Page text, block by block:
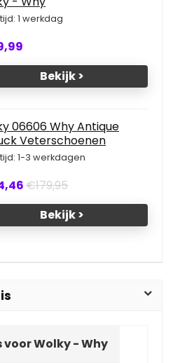
1 werkdag
Bekijk >
06606 Why Antique
Veterschoenen
1-3 werkdagen
€179,95
Bekijk >
Wolky - Why